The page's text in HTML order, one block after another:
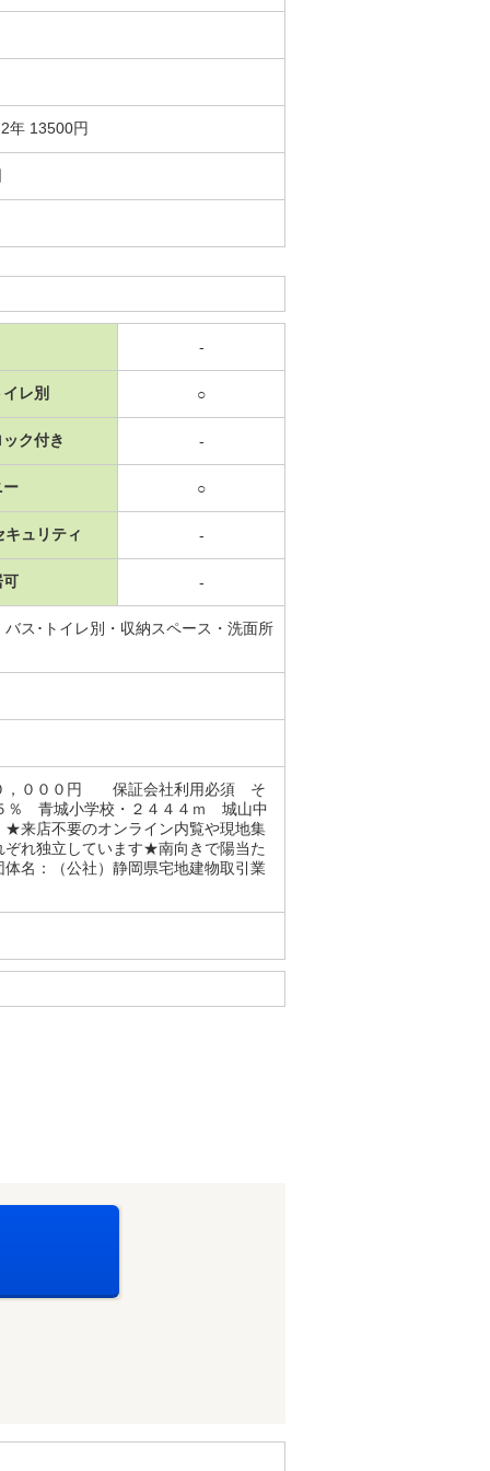
年 13500円
-
レ別 ○
ク付き -
ー ○
キュリティ -
可 -
ス･トイレ別・収納スペース・洗面所
０，０００円 保証会社利用必須 そ
％ 青城小学校・２４４４ｍ 城山中
店不要のオンライン内覧や現地集
れ独立しています★南向きで陽当た
名：（公社）静岡県宅地建物取引業